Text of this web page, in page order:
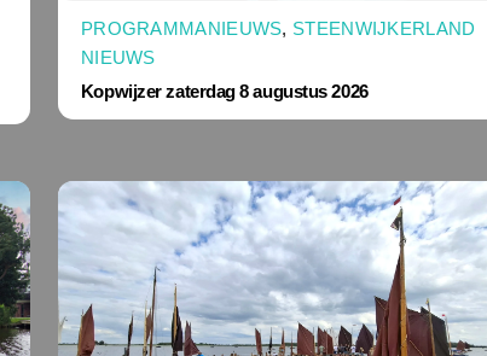
PROGRAMMANIEUWS, STEENWIJKERLAND
NIEUWS
Kopwijzer zaterdag 8 augustus 2026